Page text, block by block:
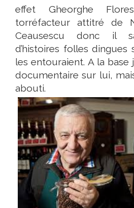
effet Gheorghe
torréfacteur attitré de
Ceausescu donc il
d’histoires folles dingues
les entouraient. A la base
documentaire sur lui,
abouti.